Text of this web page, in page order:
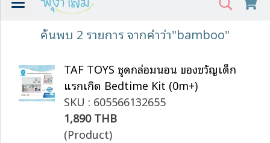
ค้นพบ 2 รายการ จากคำว่า"bamboo"
TAF TOYS ชุดกล่อมนอน ของขวัญเด็ก
แรกเกิด Bedtime Kit (0m+)
SKU : 605566132655
1,890 THB
(Product)